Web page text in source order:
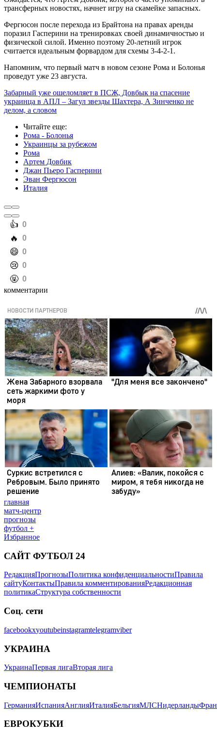
трансферных новостях, начнет игру на скамейке запасных.
Фергюсон после перехода из Брайтона на правах аренды
поразил Гасперини на тренировках своей динамичностью и
физической силой. Именно поэтому 20-летний игрок
считается идеальным форвардом для схемы 3-4-2-1.
Напомним, что первый матч в новом сезоне Рома и Болонья
проведут уже 23 августа.
Забарный уже ошеломляет в ПСЖ, Довбык на спасение
украинца в АПЛ – Загул звезды Шахтера, А Зинченко не
делом, а словом
Читайте еще:
Рома - Болонья
Украинцы за рубежом
Рома
Артем Довбик
Джан Пьеро Гасперини
Эван Фергюсон
Италия
️👍 0
️🔥 0
️😄 0
️😢 0
️🤬 0
комментарии
главная
матч-центр
прогнозы
футбол +
Избранное
САЙТ ФУТБОЛ 24
РедакцияПрогнозыПолитика конфиденциальностиПравила
сайтуКонтактыПравила комментированияРедакционная
политикаСтруктура собственности
Соц. сети
facebookxyoutubeinstagramtelegramviber
УКРАИНА
УкраинаПервая лигаВторая лига
ЧЕМПИОНАТЫ
ГерманияИспанияАнглияИталияБельгияМЛСНидерланды
ЕВРОКУБКИ